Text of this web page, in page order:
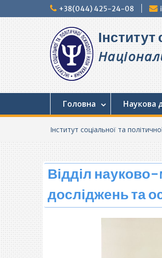
до
+38(044) 425-24-08
Інститут
Головна Наукова
Інститут соціальної та
Відділ
досліджень та